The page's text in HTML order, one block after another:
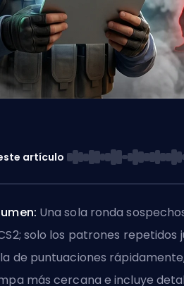
artículo
Una sola ronda
solo los patrones repetidos
de puntuaciones
más cercana e incluye